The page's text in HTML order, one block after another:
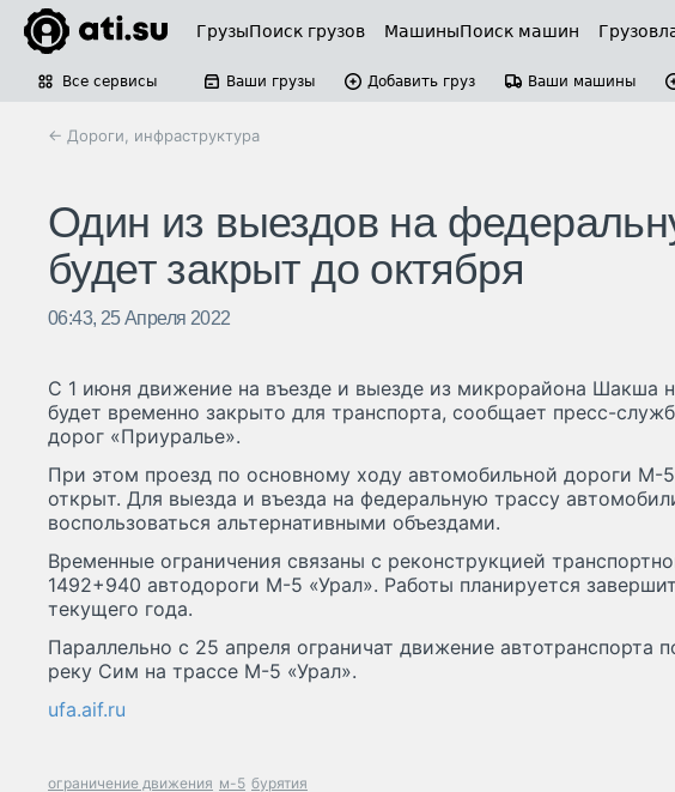
ГрузыПоиск грузов МашиныПоиск машин
Все сервисы Ваши грузы Добавить груз Ваши машины
← Дороги, инфраструктура
Один из выездов на
будет закрыт до октября
06:43, 25 Апреля 2022
С 1 июня движение на въезде и выезде из микрорайона Шакша
будет временно закрыто для транспорта, сообщает пресс-
дорог «Приуралье».
При этом проезд по основному ходу автомобильной дороги М-5
открыт. Для выезда и въезда на федеральную трассу
воспользоваться альтернативными объездами.
Временные ограничения связаны с реконструкцией
1492+940 автодороги М-5 «Урал». Работы планируется
текущего года.
Параллельно с 25 апреля ограничат движение автотранспорта
реку Сим на трассе М-5 «Урал».
ufa.aif.ru
ограничение движения м-5 бурятия